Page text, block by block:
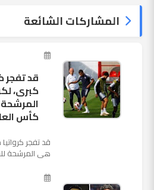
المشاركات الشائعة
قد تفجر
كبرى،
كأس
قد تفجر
هي المرشحة
الروسية في يوم